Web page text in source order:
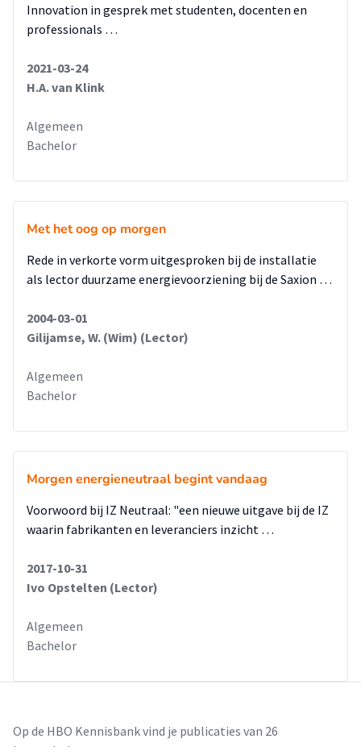
Innovation in gesprek met studenten, docenten en
professionals …
2021-03-24
H.A. van Klink
Algemeen
Bachelor
Met het oog op morgen
Rede in verkorte vorm uitgesproken bij de installatie
als lector duurzame energievoorziening bij de Saxion …
2004-03-01
Gilijamse, W. (Wim) (Lector)
Algemeen
Bachelor
Morgen energieneutraal begint vandaag
Voorwoord bij IZ Neutraal: "een nieuwe uitgave bij de IZ
waarin fabrikanten en leveranciers inzicht …
2017-10-31
Ivo Opstelten (Lector)
Algemeen
Bachelor
Op de HBO Kennisbank vind je publicaties van 26